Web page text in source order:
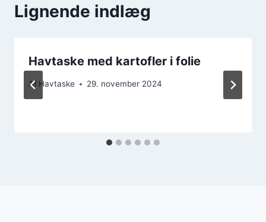
Lignende indlæg
Havtaske med kartofler i folie
Af Havtaske 29. november 2024